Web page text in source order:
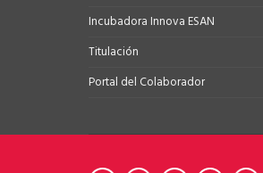
Incubadora Innova ESAN
Titulación
Portal del Colaborador